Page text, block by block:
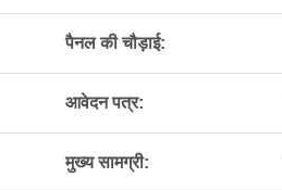
पैनल की चौड़ाई:
आवेदन पत्र:
मुख्य सामग्री: